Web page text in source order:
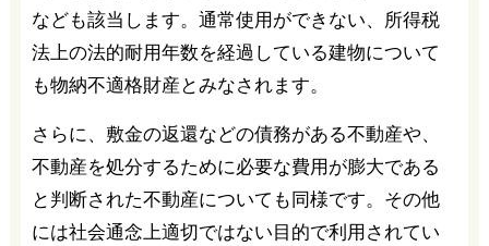
なども該当します。通常使用ができない、所得税
法上の法的耐用年数を経過している建物について
も物納不適格財産とみなされます。
さらに、敷金の返還などの債務がある不動産や、
不動産を処分するために必要な費用が膨大である
と判断された不動産についても同様です。その他
には社会通念上適切ではない目的で利用されてい